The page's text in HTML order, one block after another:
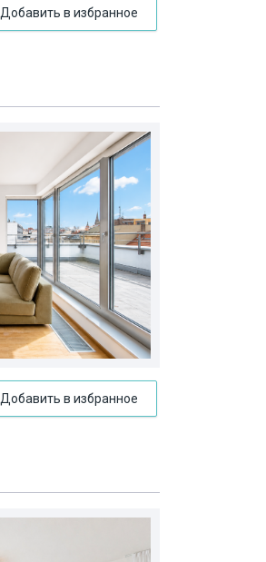
Добавить в избранное
Добавить в избранное